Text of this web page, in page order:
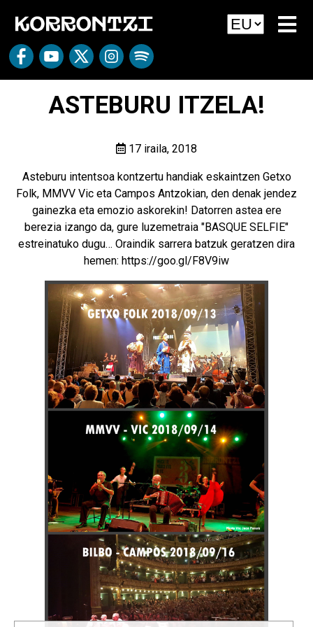
ASTEBURU ITZELA!
17 iraila, 2018
Asteburu intentsoa kontzertu handiak eskaintzen Getxo
Folk, MMVV Vic eta Campos Antzokian, den denak jendez
gainezka eta emozio askorekin! Datorren astea ere
berezia izango da, gure luzemetraia "BASQUE SELFIE"
estreinatuko dugu… Oraindik sarrera batzuk geratzen dira
hemen: https://goo.gl/F8V9iw